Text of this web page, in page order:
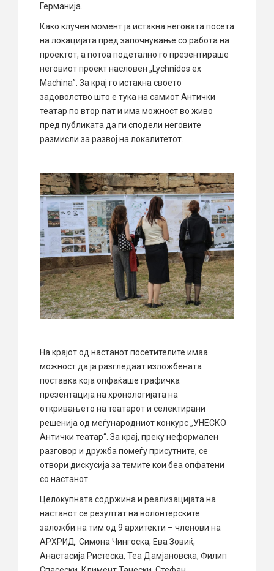
Германија.
Како клучен момент ја истакна неговата посета
на локацијата пред започнување со работа на
проектот, а потоа подетално го презентираше
неговиот проект насловен „Lychnidos ex
Machina”. За крај го истакна своето
задоволство што е тука на самиот Антички
театар по втор пат и има можност во живо
пред публиката да ги сподели неговите
размисли за развој на локалитетот.
На крајот од настанот посетителите имаа
можност да ја разгледаат изложбената
поставка која опфаќаше графичка
презентација на хронологијата на
откривањето на театарот и селектирани
решенија од меѓународниот конкурс „УНЕСКО
Антички театар“. За крај, преку неформален
разговор и дружба помеѓу присутните, се
отвори дискусија за темите кои беа опфатени
со настанот.
Целокупната содржина и реализацијата на
настанот се резултат на волонтерските
заложби на тим од 9 архитекти – членови на
АРХРИД: Симона Чингоска, Ева Зовиќ,
Анастасија Ристеска, Теа Дамјановска, Филип